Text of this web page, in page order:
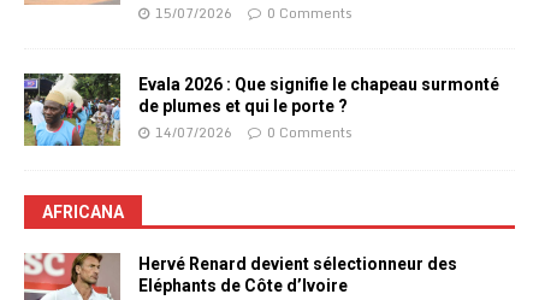
15/07/2026 0 Comments
Evala 2026 : Que signifie le chapeau surmonté
de plumes et qui le porte ?
14/07/2026 0 Comments
AFRICANA
Hervé Renard devient sélectionneur des
Eléphants de Côte d’Ivoire